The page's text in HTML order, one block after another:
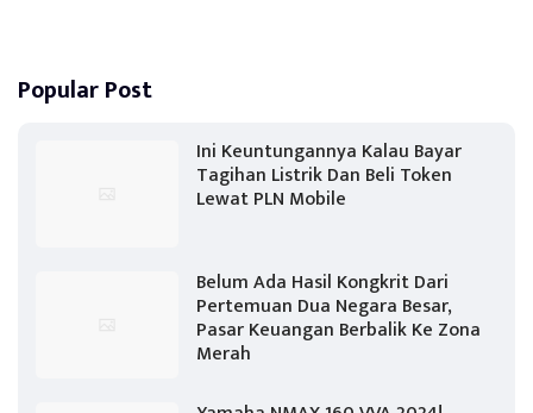
Popular Post
Ini Keuntungannya Kalau Bayar
Tagihan Listrik Dan Beli Token
Lewat PLN Mobile
Belum Ada Hasil Kongkrit Dari
Pertemuan Dua Negara Besar,
Pasar Keuangan Berbalik Ke Zona
Merah